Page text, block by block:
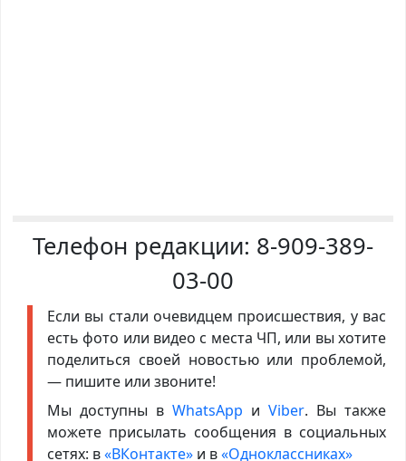
Телефон редакции: 8-909-389-
03-00
Если вы стали очевидцем происшествия, у вас
есть фото или видео с места ЧП, или вы хотите
поделиться своей новостью или проблемой,
— пишите или звоните!
Мы доступны в WhatsApp иViber. Вы также
можете присылать сообщения в социальных
сетях: в«ВКонтакте»и в«Одноклассниках»